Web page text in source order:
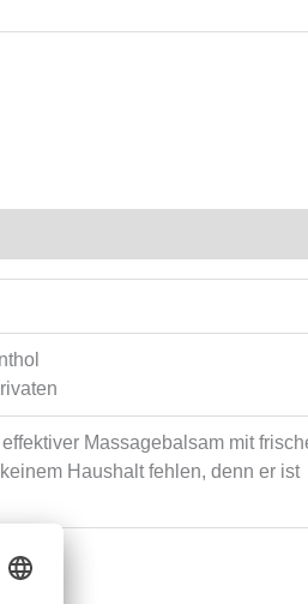
Massagebalsam mit
Haushalt fehlen, denn er ist